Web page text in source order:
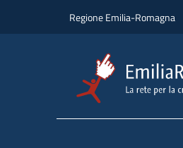
Regione Emilia-Romagna